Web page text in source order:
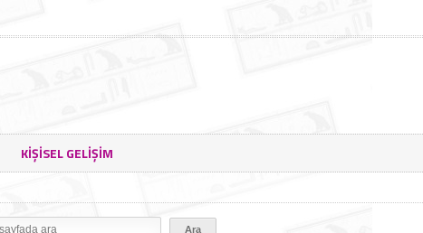
KIŞISEL GELIŞIM